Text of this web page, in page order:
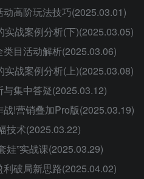
动高阶玩法技巧(2025.03.01)
实战案例分析(下)(2025.03.05)
类目活动解析(2025.03.06)
实战案例分析(上)(2025.03.08)
与集中答疑(2025.03.12)
战!营销叠加Pro版(2025.03.19)
技术(2025.03.22)
娃”实战课(2025.03.29)
利破局新思路(2025.04.02)